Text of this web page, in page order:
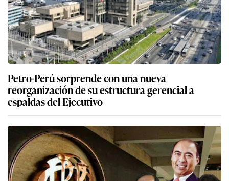
Miguel Palomino, Marylin Choy y Gustavo
Yamada son los nuevos miembros del Directorio
del BCR: estos son sus perfiles